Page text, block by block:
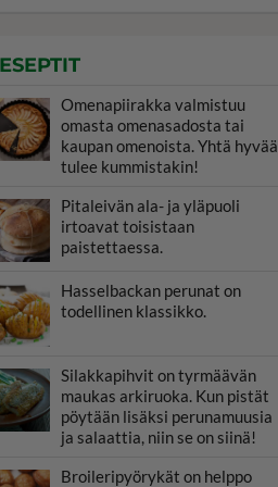
Omenapiirakka valmistuu
omasta omenasadosta tai
kaupan omenoista. Yhtä hyvää
tulee kummistakin!
Pitaleivän ala- ja yläpuoli
irtoavat toisistaan
paistettaessa.
Hasselbackan perunat on
todellinen klassikko.
Silakkapihvit on tyrmäävän
maukas arkiruoka. Kun pistät
pöytään lisäksi perunamuusia
ja salaattia, niin se on siinä!
Broileripyörykät on helppo